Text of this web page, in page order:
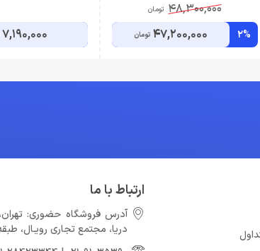
48,300,000 تومان
2%
47,200,000 تومان 7,190,000
ارتباط با ما
آدرس فروشگاه حضوری:
دريا، مجتمع تجارى رويـال، طبقه اول، واحد ۱۱۰